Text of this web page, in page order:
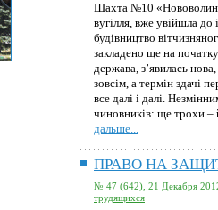
Шахта №10
вугілля, вже увійшла до
будівництво
закладено ще на
держава, з’явилась
зовсім, а термін здачі
все далі і далі.
чиновників: ще трохи
дальше...
ПРАВО НА
№ 47 (642), 21 Декабря
трудящихся